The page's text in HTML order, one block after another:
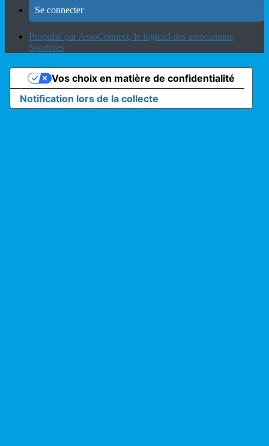
Se connecter
Propulsé par AssoConnect, le logiciel des associations
Sportives
Notification lors de la collecte
Vos choix en matière de confidentialité